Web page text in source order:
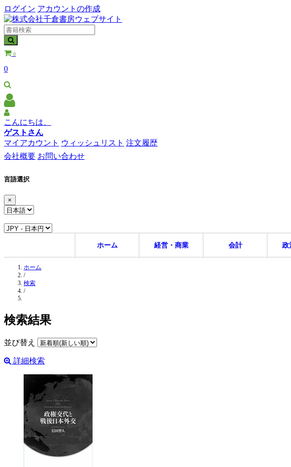
ログイン アカウントの作成
0
0
こんにちは、
ゲストさん
マイアカウント ウィッシュリスト 注文履歴
会社概要 お問い合わせ
言語選択
×
ホーム 経営・商業 会計 政
ホーム
/
検索
/
検索結果
並び替え
詳細検索